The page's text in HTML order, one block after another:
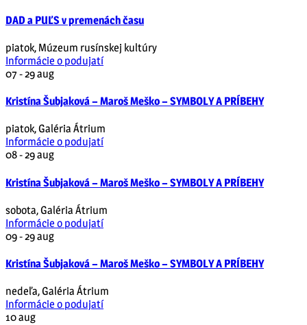
DAD a PUĽS v premenách času
piatok, Múzeum rusínskej kultúry
Informácie o podujatí
07 - 29aug
Kristína Šubjaková – Maroš Meško – SYMBOLY A PRÍBEHY
piatok,Galéria Átrium
Informácie o podujatí
08 - 29aug
Kristína Šubjaková – Maroš Meško – SYMBOLY A PRÍBEHY
sobota,Galéria Átrium
Informácie o podujatí
09 - 29aug
Kristína Šubjaková – Maroš Meško – SYMBOLY A PRÍBEHY
nedeľa,Galéria Átrium
Informácie o podujatí
10aug